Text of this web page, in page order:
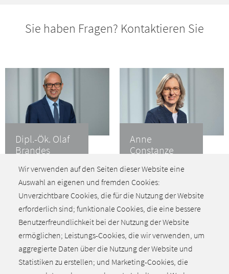
Sie haben Fragen? Kontaktieren Sie
Dipl.-Ök. Olaf
Brandes
Leiter des Bereiches
Bildung
+49 511 8505 -
218
E-Mail
schreiben
Businesscard
herunterladen
Anne
Constanze
Öffentlichkeitsarbeit
+49 511 8505 -
297
E-Mail
schreiben
herunterladen
Wir verwenden auf den Seiten dieser Website eine
Auswahl an eigenen und fremden Cookies:
Unverzichtbare Cookies, die für die Nutzung der Website
erforderlich sind; funktionale Cookies, die eine bessere
Benutzerfreundlichkeit bei der Nutzung der Website
ermöglichen; Leistungs-Cookies, die wir verwenden, um
aggregierte Daten über die Nutzung der Website und
Statistiken zu erstellen; und Marketing-Cookies, die